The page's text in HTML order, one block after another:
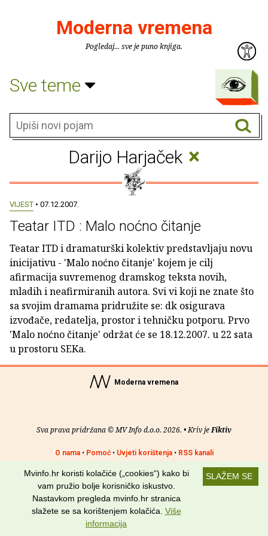
Moderna vremena
Pogledaj... sve je puno knjiga.
Sve teme
Darijo Harjaček ×
VIJEST • 07.12.2007.
Teatar ITD : Malo noćno čitanje
Teatar ITD i dramaturški kolektiv predstavljaju novu
inicijativu - 'Malo noćno čitanje' kojem je cilj
afirmacija suvremenog dramskog teksta novih,
mladih i neafirmiranih autora. Svi vi koji ne znate što
sa svojim dramama pridružite se: dk osigurava
izvođače, redatelja, prostor i tehničku potporu. Prvo
'Malo noćno čitanje' održat će se 18.12.2007. u 22 sata
u prostoru SEKa.
Moderna vremena
Sva prava pridržana © MV Info d.o.o. 2026. • Kriv jeFiktiv
O nama• Pomoć• Uvjeti korištenja• RSS kanali
Potraži nas na: SLAŽEM SE
Mvinfo.hr koristi kolačiće („cookies“) kako bi
vam pružio bolje korisničko iskustvo.
Nastavkom pregleda mvinfo.hr stranica
slažete se sa korištenjem kolačića. Više
informacija